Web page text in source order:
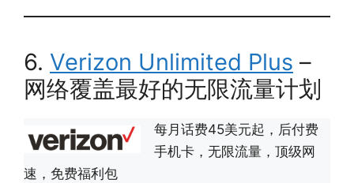
6. Verizon Unlimited Plus –
网络覆盖最好的无限流量计划
每月话费45美元起，后付费
手机卡，无限流量，顶级网
速，免费福利包